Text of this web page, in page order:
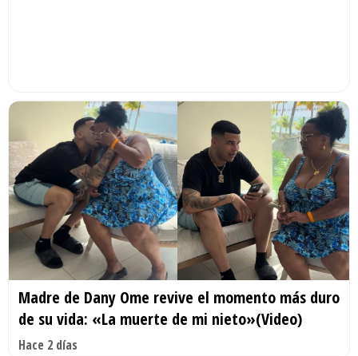
Madre de Dany Ome revive el momento más duro
de su vida: «La muerte de mi nieto»(Video)
Hace 2 días